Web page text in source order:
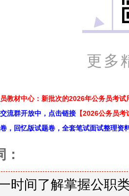
更多
教材中心：新批次的2026年公务员考试
流群开放中，点击链接 【2026公务员
，回忆版试题卷，全套笔试面试整理资
时间了解掌握公职